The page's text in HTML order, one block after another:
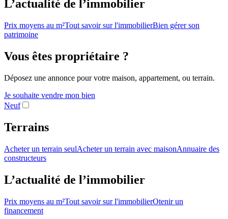
L’actualité de l’immobilier
Prix moyens au m²Tout savoir sur l'immobilierBien gérer son
patrimoine
Vous êtes propriétaire ?
Déposez une annonce pour votre maison, appartement, ou terrain.
Je souhaite vendre mon bien
Neuf
Terrains
Acheter un terrain seulAcheter un terrain avec maisonAnnuaire des
constructeurs
L’actualité de l’immobilier
Prix moyens au m²Tout savoir sur l'immobilierOtenir un
financement